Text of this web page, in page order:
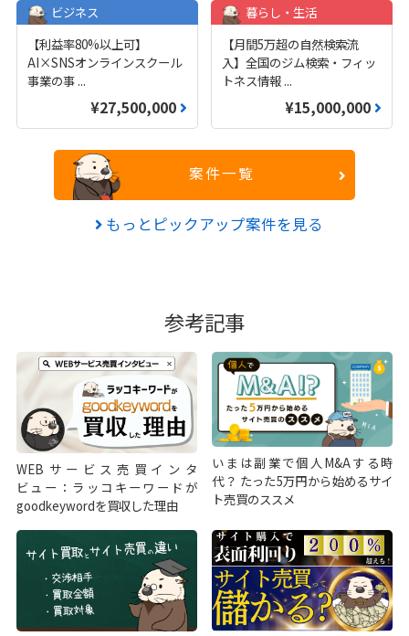
ビジネス
【利益率80%以上可】
AI×SNSオンラインスクール
事業の事 ...
¥27,500,000
暮らし・生活
【月間5万超の自然検索流
入】全国のジム検索・フィッ
トネス情報 ...
¥15,000,000
案件一覧
もっとピックアップ案件を見る
参考記事
WEBサービス売買インタ
ビュー：ラッコキーワードが
goodkeywordを買収した理由
いまは副業で個人M&Aする時
代？ たった5万円から始めるサイ
ト売買のススメ